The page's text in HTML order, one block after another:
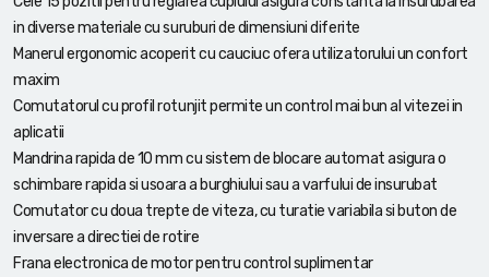
in diverse materiale cu suruburi de dimensiuni diferite
Manerul ergonomic acoperit cu cauciuc ofera utilizatorului un confort
maxim
Comutatorul cu profil rotunjit permite un control mai bun al vitezei in
aplicatii
Mandrina rapida de 10 mm cu sistem de blocare automat asigura o
schimbare rapida si usoara a burghiului sau a varfului de insurubat
Comutator cu doua trepte de viteza, cu turatie variabila si buton de
inversare a directiei de rotire
Frana electronica de motor pentru control suplimentar